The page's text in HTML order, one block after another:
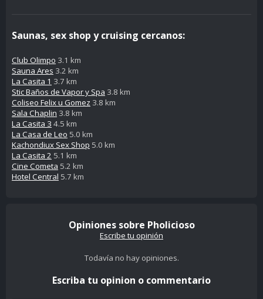
Saunas, sex shop y cruising cercanos:
Club Olimpo 3.1 km
Sauna Ares 3.2 km
La Casita 1 3.7 km
Stic Baños de Vapor y Spa 3.8 km
Coliseo Felix u Gomez 3.8 km
Sala Chaplin 3.8 km
La Casita 3 4.5 km
La Casa de Leo 5.0 km
Kachondiux Sex Shop 5.0 km
La Casita 2 5.1 km
Cine Cometa 5.2 km
Hotel Central 5.7 km
Opiniones sobre Pholicioso
Escribe tu opinión
Todavía no hay opiniones.
Escriba tu opinion o commentario